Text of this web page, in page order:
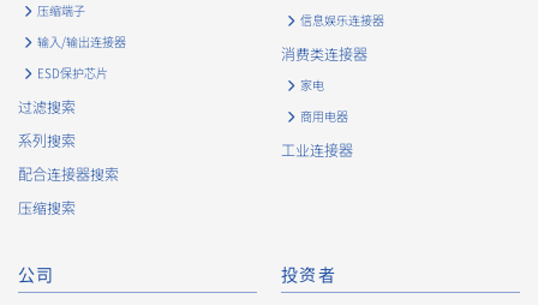
压缩端子
输入/输出连接器
ESD保护芯片
过滤搜索
系列搜索
配合连接器搜索
压缩搜索
信息娱乐连接器
消费类连接器
家电
商用电器
工业连接器
公司 投资者